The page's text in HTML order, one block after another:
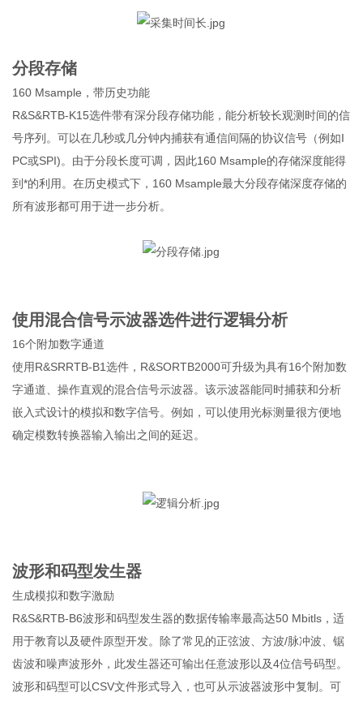
分段存储
160 Msample，带历史功能
R&S&RTB-K15选件带有深分段存储功能，能分析较长观测时间的信
号序列。可以在几秒或几分钟内捕获有通信间隔的协议信号（例如I
PC或SPI)。由于分段长度可调，因此160 Msample的存储深度能得
到*的利用。在历史模式下，160 Msample最大分段存储深度存储的
所有波形都可用于进一步分析。
使用混合信号示波器选件进行逻辑分析
16个附加数字通道
使用R&SRRTB-B1选件，R&SORTB2000可升级为具有16个附加数
字通道、操作直观的混合信号示波器。该示波器能同时捕获和分析
嵌入式设计的模拟和数字信号。例如，可以使用光标测量很方便地
确定模数转换器输入输出之间的延迟。
波形和码型发生器
生成模拟和数字激励
R&S&RTB-B6波形和码型发生器的数据传输率最高达50 Mbitls，适
用于教育以及硬件原型开发。除了常见的正弦波、方波/脉冲波、锯
齿波和噪声波形外，此发生器还可输出任意波形以及4位信号码型。
波形和码型可以CSV文件形式导入，也可从示波器波形中复制。可